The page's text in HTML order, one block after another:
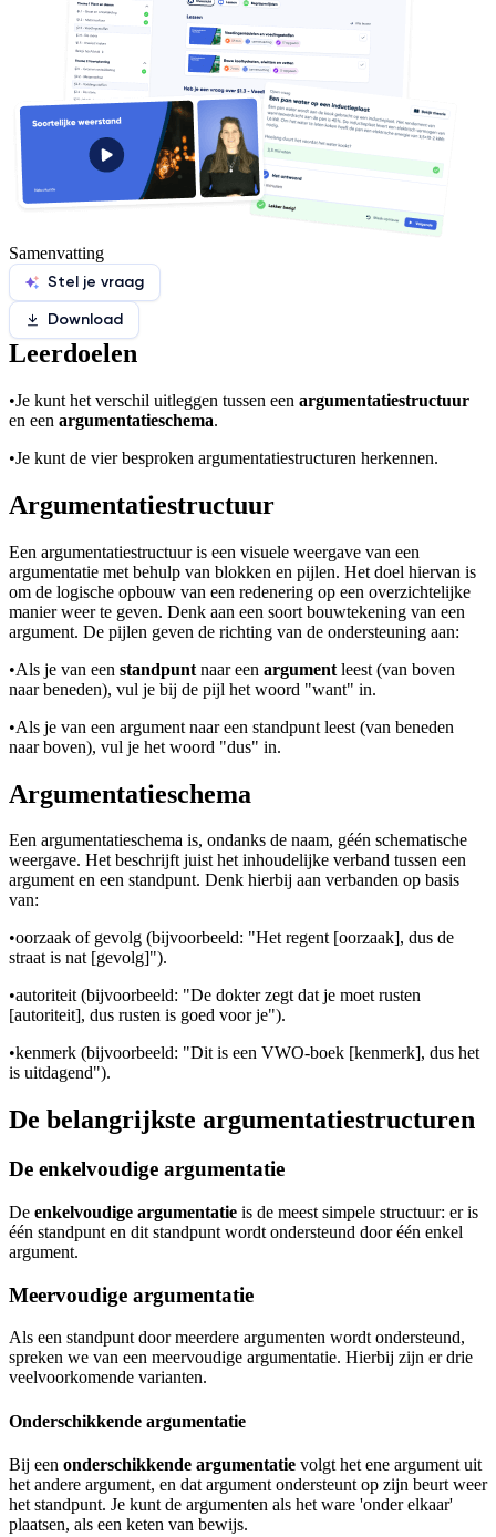
Samenvatting
Stel je vraag
Download
Leerdoelen
•Je kunt het verschil uitleggen tussen een argumentatiestructuur
en een argumentatieschema.
•Je kunt de vier besproken argumentatiestructuren herkennen.
Argumentatiestructuur
Een argumentatiestructuur is een visuele weergave van een
argumentatie met behulp van blokken en pijlen. Het doel hiervan is
om de logische opbouw van een redenering op een overzichtelijke
manier weer te geven. Denk aan een soort bouwtekening van een
argument. De pijlen geven de richting van de ondersteuning aan:
•Als je van een standpunt naar een argument leest (van boven
naar beneden), vul je bij de pijl het woord "want" in.
•Als je van een argument naar een standpunt leest (van beneden
naar boven), vul je het woord "dus" in.
Argumentatieschema
Een argumentatieschema is, ondanks de naam, géén schematische
weergave. Het beschrijft juist het inhoudelijke verband tussen een
argument en een standpunt. Denk hierbij aan verbanden op basis
van:
•oorzaak of gevolg (bijvoorbeeld: "Het regent [oorzaak], dus de
straat is nat [gevolg]").
•autoriteit (bijvoorbeeld: "De dokter zegt dat je moet rusten
[autoriteit], dus rusten is goed voor je").
•kenmerk (bijvoorbeeld: "Dit is een VWO-boek [kenmerk], dus het
is uitdagend").
De belangrijkste argumentatiestructuren
De enkelvoudige argumentatie
De enkelvoudige argumentatie is de meest simpele structuur: er is
één standpunt en dit standpunt wordt ondersteund door één enkel
argument.
Meervoudige argumentatie
Als een standpunt door meerdere argumenten wordt ondersteund,
spreken we van een meervoudige argumentatie. Hierbij zijn er drie
veelvoorkomende varianten.
Onderschikkende argumentatie
Bij een onderschikkende argumentatie volgt het ene argument uit
het andere argument, en dat argument ondersteunt op zijn beurt weer
het standpunt. Je kunt de argumenten als het ware 'onder elkaar'
plaatsen, als een keten van bewijs.